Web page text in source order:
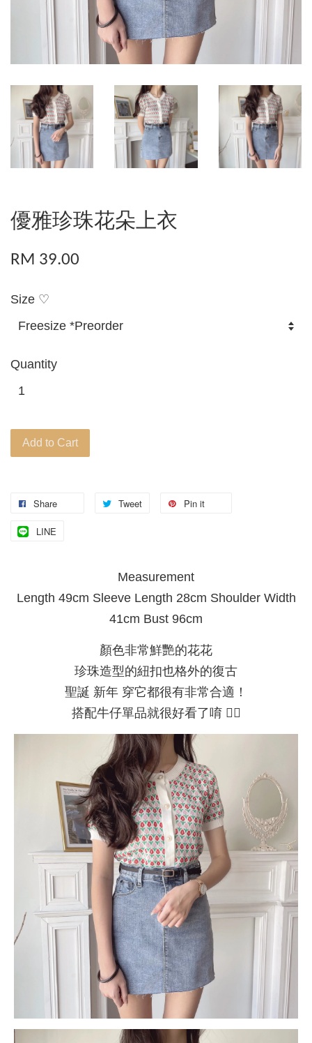
優雅珍珠花朵上衣
RM 39.00
Size ♡
Quantity
Add to Cart
Share Tweet Pin it
LINE
Measurement
Length 49cm Sleeve Length 28cm Shoulder Width
41cm Bust 96cm
顏色非常鮮艷的花花
珍珠造型的紐扣也格外的復古
聖誕 新年 穿它都很有非常合適！
搭配牛仔單品就很好看了唷 🧚‍♀️